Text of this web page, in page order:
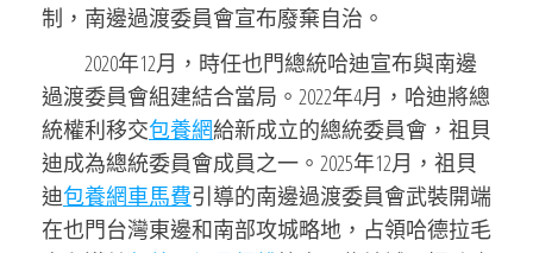
制，南邊過渡委員會宣布廢棄自治。
2020年12月，時任也門總統哈迪宣布與南邊
過渡委員會組建結合當局。2022年4月，哈迪將總
統權利移交包養網給新成立的總統委員會，祖貝
迪成為總統委員會成員之一。2025年12月，祖貝
迪包養網車馬費引導的南邊過渡委員會武裝開端
在也門台灣東邊和南部攻城略地，占領哈德拉毛